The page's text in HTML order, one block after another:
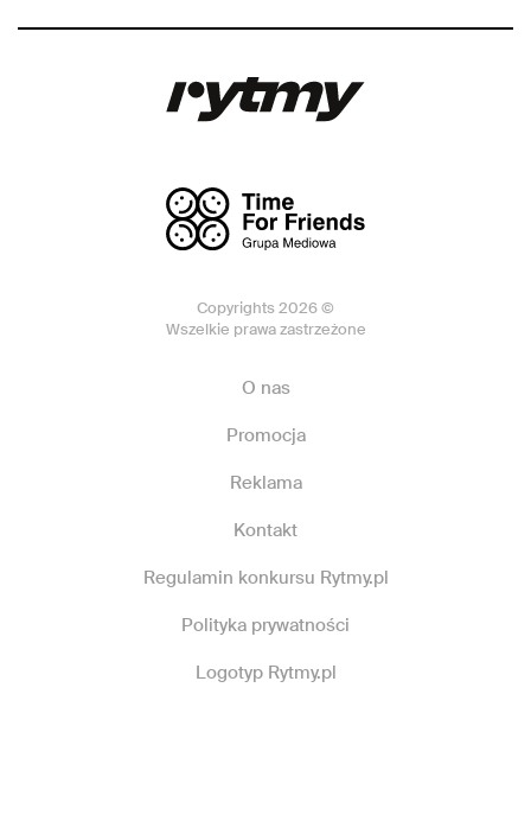
Copyrights 2026 ©
Wszelkie prawa zastrzeżone
O nas
Promocja
Reklama
Kontakt
Regulamin konkursu Rytmy.pl
Polityka prywatności
Logotyp Rytmy.pl